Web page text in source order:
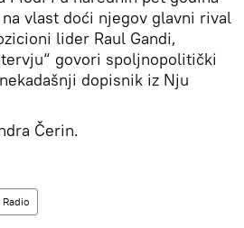
vlast doći njegov glavni rival
lider Raul Gandi,
govori spoljnopolitički
dopisnik iz Nju
Čerin.
Radio